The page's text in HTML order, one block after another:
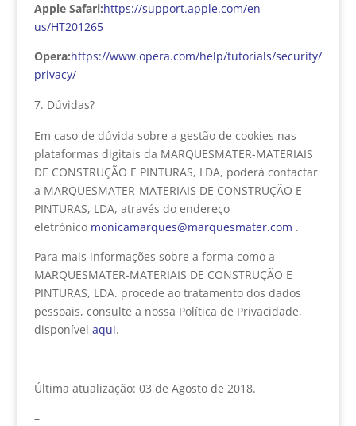
Apple Safari:https://support.apple.com/en-
us/HT201265
Opera:https://www.opera.com/help/tutorials/security/
privacy/
Dúvidas?
Em caso de dúvida sobre a gestão de cookies nas
plataformas digitais da MARQUESMATER-MATERIAIS
DE CONSTRUÇÃO E PINTURAS, LDA, poderá contactar
a MARQUESMATER-MATERIAIS DE CONSTRUÇÃO E
PINTURAS, LDA, através do endereço
eletrónico monicamarques@marquesmater.com .
Para mais informações sobre a forma como a
MARQUESMATER-MATERIAIS DE CONSTRUÇÃO E
PINTURAS, LDA. procede ao tratamento dos dados
pessoais, consulte a nossa Política de Privacidade,
disponível aqui.
Última atualização: 03 de Agosto de 2018.
–